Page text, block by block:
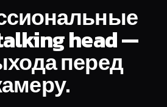
head —
перед